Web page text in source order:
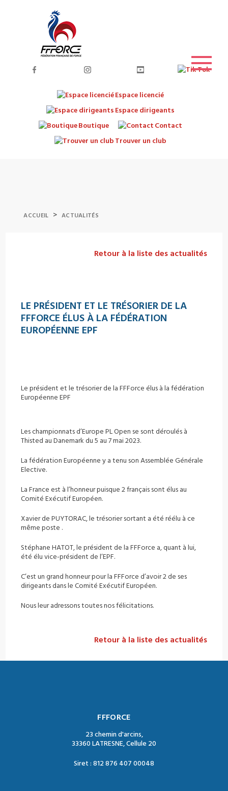
Espace licencié
Espace dirigeants
Boutique
Contact
Trouver un club
ACCUEIL > ACTUALITÉS
Retour à la liste des actualités
LE PRÉSIDENT ET LE TRÉSORIER DE LA
FFFORCE ÉLUS À LA FÉDÉRATION
EUROPÉENNE EPF
Le président et le trésorier de la FFForce élus à la fédération
Européenne EPF
Les championnats d’Europe PL Open se sont déroulés à
Thisted au Danemark du 5 au 7 mai 2023.
La fédération Européenne y a tenu son Assemblée Générale
Elective.
La France est à l’honneur puisque 2 français sont élus au
Comité Exécutif Européen.
Xavier de PUYTORAC, le trésorier sortant a été réélu à ce
même poste .
Stéphane HATOT, le président de la FFForce a, quant à lui,
été élu vice-président de l’EPF.
C’est un grand honneur pour la FFForce d’avoir 2 de ses
dirigeants dans le Comité Exécutif Européen.
Nous leur adressons toutes nos félicitations.
Retour à la liste des actualités
FFFORCE
23 chemin d'arcins,
33360 LATRESNE, Cellule 20
Siret : 812 876 407 00048